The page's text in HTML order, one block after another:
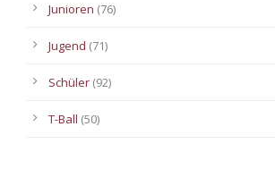
Junioren (76)
Jugend (71)
Schüler (92)
T-Ball (50)